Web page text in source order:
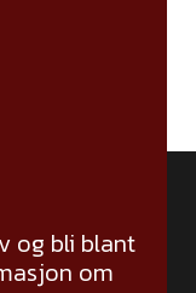
og bli blant
om